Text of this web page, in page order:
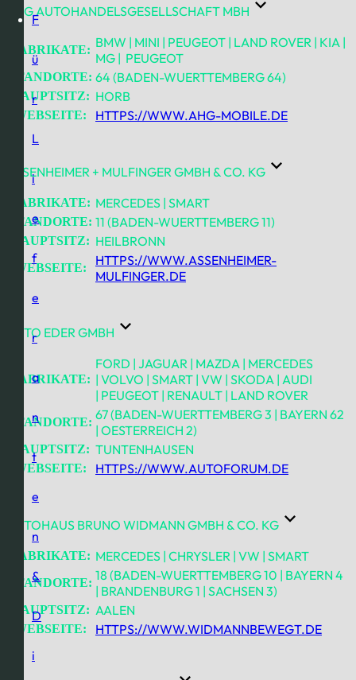
F
ü
r
L
i
e
f
e
r
a
n
t
e
n
&
D
i
AHG AUTOHANDELSGESELLSCHAFT MBH
FABRIKATE: BMW | MINI | PEUGEOT | LAND ROVER | KIA |
MG | PEUGEOT
STANDORTE: 64 (BADEN-WUERTTEMBERG 64)
HAUPTSITZ: HORB
WEBSEITE: HTTPS://WWW.AHG-MOBILE.DE
ASSENHEIMER + MULFINGER GMBH & CO. KG
FABRIKATE: MERCEDES | SMART
STANDORTE: 11 (BADEN-WUERTTEMBERG 11)
HAUPTSITZ: HEILBRONN
WEBSEITE:
HTTPS://WWW.ASSENHEIMER-
MULFINGER.DE
AUTO EDER GMBH
FABRIKATE:
FORD | JAGUAR | MAZDA | MERCEDES
| VOLVO | SMART | VW | SKODA | AUDI
| PEUGEOT | RENAULT | LAND ROVER
STANDORTE: 67 (BADEN-WUERTTEMBERG 3 | BAYERN 62
| OESTERREICH 2)
HAUPTSITZ: TUNTENHAUSEN
WEBSEITE: HTTPS://WWW.AUTOFORUM.DE
AUTOHAUS BRUNO WIDMANN GMBH & CO. KG
FABRIKATE: MERCEDES | CHRYSLER | VW | SMART
STANDORTE: 18 (BADEN-WUERTTEMBERG 10 | BAYERN 4
| BRANDENBURG 1 | SACHSEN 3)
HAUPTSITZ: AALEN
WEBSEITE: HTTPS://WWW.WIDMANNBEWEGT.DE